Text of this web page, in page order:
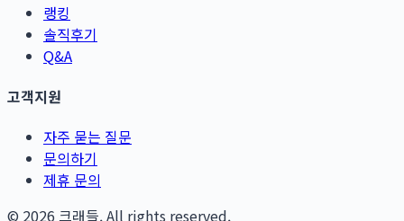
랭킹
솔직후기
Q&A
고객지원
자주 묻는 질문
문의하기
제휴 문의
© 2026 크래들. All rights reserved.